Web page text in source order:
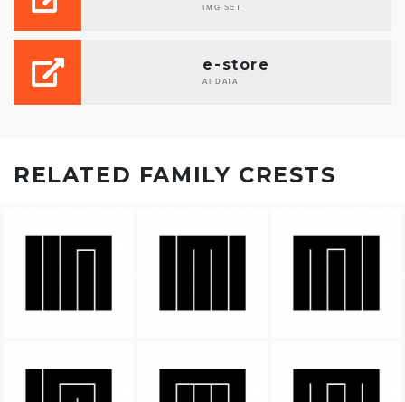
IMG SET
e-store
AI DATA
RELATED FAMILY CRESTS